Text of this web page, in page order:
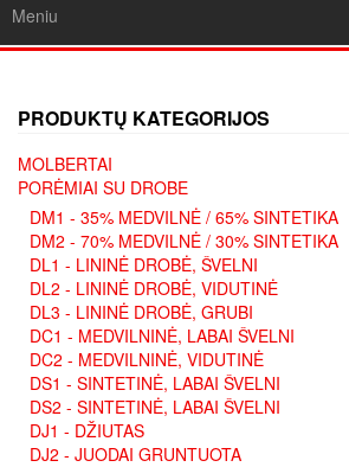
Meniu
PRODUKTŲ KATEGORIJOS
MOLBERTAI
PORĖMIAI SU DROBE
DM1 - 35% MEDVILNĖ / 65% SINTETIKA
DM2 - 70% MEDVILNĖ / 30% SINTETIKA
DL1 - LININĖ DROBĖ, ŠVELNI
DL2 - LININĖ DROBĖ, VIDUTINĖ
DL3 - LININĖ DROBĖ, GRUBI
DC1 - MEDVILNINĖ, LABAI ŠVELNI
DC2 - MEDVILNINĖ, VIDUTINĖ
DS1 - SINTETINĖ, LABAI ŠVELNI
DS2 - SINTETINĖ, LABAI ŠVELNI
DJ1 - DŽIUTAS
DJ2 - JUODAI GRUNTUOTA